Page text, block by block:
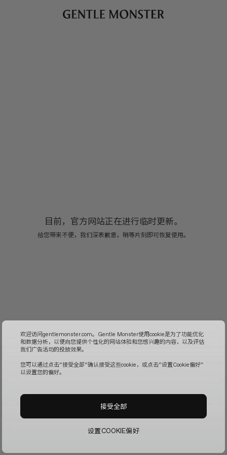
目前，官方网站正在进行临时更新。
给您带来不便，我们深表歉意，稍等片刻即可恢复使用。
欢迎访问gentlemonster.com。Gentle Monster使用cookie是为了功能优化
和数据分析，以便向您提供个性化的网站体验和您感兴趣的内容，以及评估
我们广告活动的投放效果。
您可以通过点击“接受全部“确认接受这些cookie，或点击“设置Cookie偏好”
以设置您的偏好。
设置COOKIE偏好
接受全部